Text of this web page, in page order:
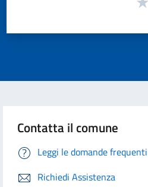
Contatta il comune
Leggi le domande frequenti
Richiedi Assistenza